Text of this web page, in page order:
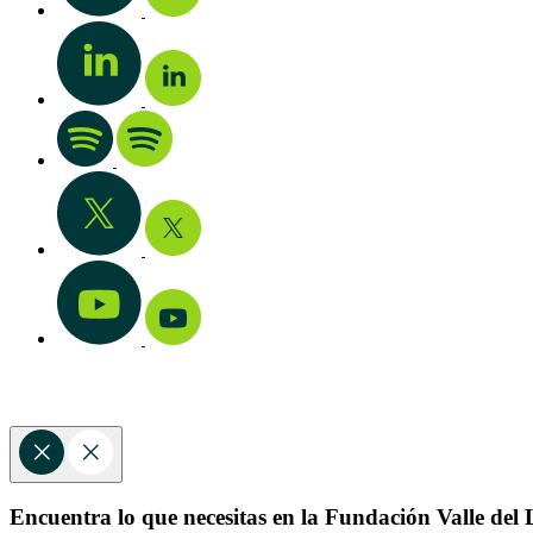
Encuentra lo que necesitas en la Fundación Valle del